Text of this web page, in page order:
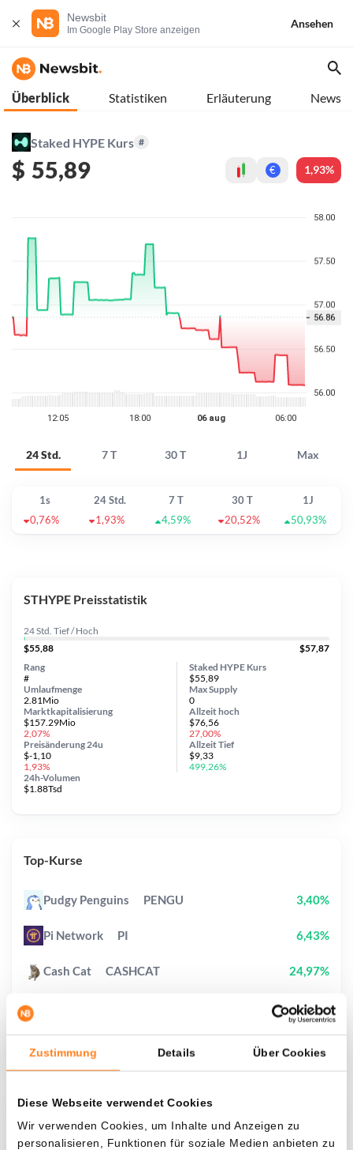
Zustimmung Details Über Cookies
Diese Webseite verwendet Cookies
Wir verwenden Cookies, um Inhalte und Anzeigen zu
personalisieren, Funktionen für soziale Medien anbieten zu
Newsbit
Im Google Play Store anzeigen
Ansehen
Überblick Statistiken Erläuterung News
Staked HYPE Kurs #
$ 55,89 € 1,93%
24 Std. 7 T 30 T 1J Max
1s 24 Std. 7 T 30 T
1J
0,76%
1,93% 4,59% 20,52% 50,93%
Was, wenn ich...?
STHYPE Preisstatistik
24 Std. Tief / Hoch
$55,88
$57,87
Staked HYPE Kurs
$55,89
Umlaufmenge
2.81Mio
Preisänderung 24u
$-1,10
1,93%
Max Supply
0
Marktkapitalisierung
$157.29Mio
2,07%
24h-Volumen
$1.88Tsd
Rang
#
Allzeithoch
$76,56
27,00%
AllzeitTief
$9,33
499,26%
Top-Kurse
Pudgy Penguins PENGU 3,40%
Pi Network PI 6,43%
Cash Cat CASHCAT 24,97%
215,23%